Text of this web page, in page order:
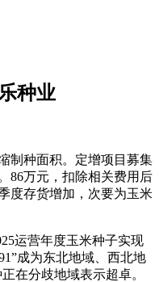
种业
种面积。定增项目募集
86万元，扣除相关费用后
度存货增加，次要为玉米
运营年度玉米种子实现
成为东北地域、西北地
在分歧地域表示超卓。